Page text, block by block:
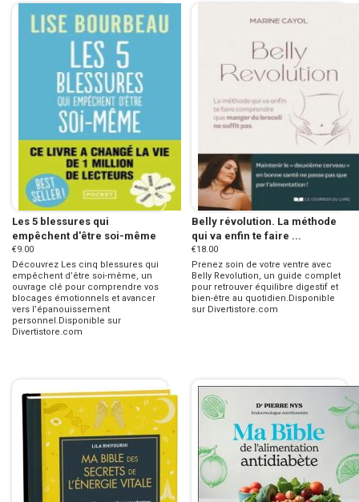
Les 5 blessures qui
empêchent d'être soi-même
€9.00
Découvrez Les cinq blessures qui
empêchent d’être soi-même, un
ouvrage clé pour comprendre vos
blocages émotionnels et avancer
vers l’épanouissement
personnel.Disponible sur
Divertistore.com
Belly révolution. La méthode
qui va enfin te faire ...
€18.00
Prenez soin de votre ventre avec
Belly Revolution, un guide complet
pour retrouver équilibre digestif et
bien-être au quotidien.Disponible
sur Divertistore.com